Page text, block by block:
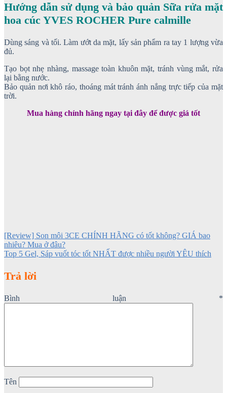
Hướng dẫn sử dụng và bảo quản Sữa rửa mặt
hoa cúc YVES ROCHER Pure calmille
Dùng sáng và tối. Làm ướt da mặt, lấy sản phẩm ra tay 1 lượng vừa
đủ.
Tạo bọt nhẹ nhàng, massage toàn khuôn mặt, tránh vùng mắt, rửa
lại bằng nước.
Bảo quản nơi khô ráo, thoáng mát tránh ánh nắng trực tiếp của mặt
trời.
Mua hàng chính hãng ngay tại đây để được giá tốt
[Review] Son môi 3CE CHÍNH HÃNG có tốt không? GIÁ bao
nhiêu? Mua ở đâu?
Top 5 Gel, Sáp vuốt tóc tốt NHẤT được nhiều người YÊU thích
Trả lời
Bình luận *
Tên